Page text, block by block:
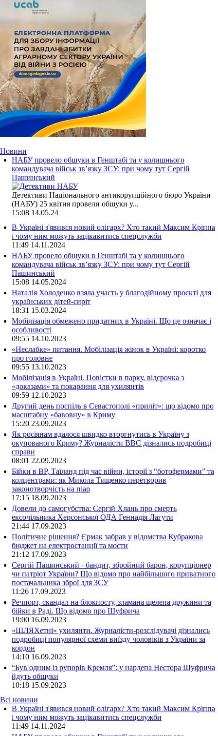
Новини
НАБУ провело обшуки в Генштабі та у колишнього
командувача військ зв’язку ЗСУ: при чому тут Сергій
Пашинський
Детективи Національного антикорупційного бюро України
(НАБУ) 25 квітня провели обшуки у...
15:08 14.05.24
В Україні з'явився новий олігарх? Хто такий Максим Кріппа
і чому ним можуть зацікавитись спецслужби
11:49 14.11.2024
НАБУ провело обшуки в Генштабі та у колишнього
командувача військ зв’язку ЗСУ: при чому тут Сергій
Пашинський
15:08 14.05.2024
Наталія Холоденко взяла участь у благодійному проєкті для
українських дітей-сиріт
18:31 15.03.2024
Мобілізація обмежено придатних в Україні. Що це означає і
особливості
09:55 14.10.2023
«Неслабке» питання. Мобілізація жінок в Україні: коротко
про головне
09:55 13.10.2023
Мобілізація в Україні. Повістки в парку, відсрочка з
«доказами» та покарання для ухилянтів
09:59 12.10.2023
Другий день поспіль в Севастополі «приліт»: що відомо про
масштабну «бавовну» в Криму
15:20 23.09.2023
Як росіянам вдалося швидко вторгнутись в Україну з
окупованого Криму? Журналісти ВВС дізнались подробиці
справи
08:01 22.09.2023
Бійки в ВР, Таїланд під час війни, історії з “ботофермами” та
колцентрами: як Микола Тищенко перетворив
законотворчість на піар
17:15 18.09.2023
Довели до самогубства: Сергій Хлань про смерть
ексочільника Херсонської ОДА Геннадія Лагути
21:44 17.09.2023
Політичне рішення? Єрмак забрав у відомства Кубракова
бюджет на електростанції та мости
21:12 17.09.2023
Сергій Пашинський - бандит, збройний барон, корупціонер
чи патріот України? Що відомо про найбільшого приватного
постачальника зброї для ЗСУ
11:26 17.09.2023
Речпорт, скандал на блокпосту, зламана щелепа дружини та
бійки в Раді. Що відомо про Шуфрича
19:00 16.09.2023
«ШЛЯХетні» ухилянти. Журналісти-розслідувачі дізнались
подробиці популярної схеми виїзду чоловіків з України за
кордон
14:10 16.09.2023
“Був одним із рупорів Кремля”: у нардепа Нестора Шуфрича
йдуть обшуки
10:18 15.09.2023
Всі новини
В Україні з'явився новий олігарх? Хто такий Максим Кріппа
і чому ним можуть зацікавитись спецслужби
11:49 14.11.2024